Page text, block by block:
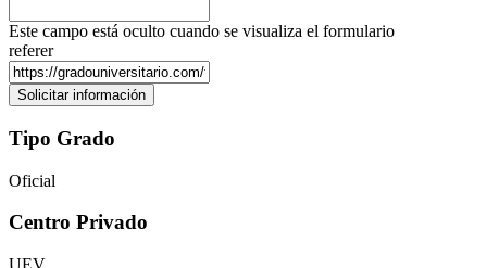
Este campo está oculto cuando se visualiza el formulario
referer
Tipo Grado
Oficial
Centro Privado